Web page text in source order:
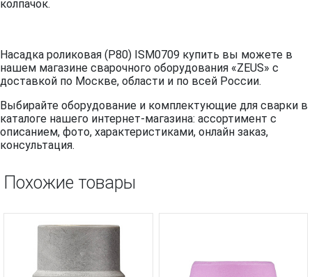
колпачок.
Насадка роликовая (P80) ISM0709 купить вы можете в
нашем магазине сварочного оборудования «ZEUS» с
доставкой по Москве, области и по всей России.
Выбирайте оборудование и комплектующие для сварки в
каталоге нашего интернет-магазина: ассортимент с
описанием, фото, характеристиками, онлайн заказ,
консультация.
Похожие товары